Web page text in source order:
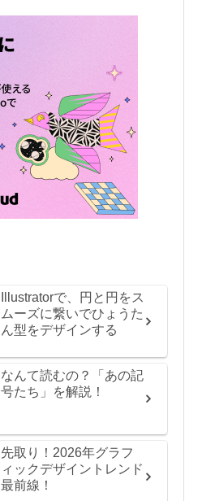
Illustratorで、円と円をス
ムーズに繋いでひょうた
ん型をデザインする
なんて読むの？「あの記
号たち」を解説！
先取り！2026年グラフ
ィックデザイントレンド
最前線！